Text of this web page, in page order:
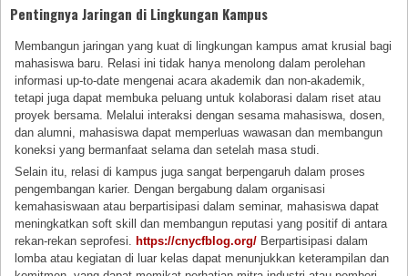
Pentingnya Jaringan di Lingkungan Kampus
Membangun jaringan yang kuat di lingkungan kampus amat krusial bagi
mahasiswa baru. Relasi ini tidak hanya menolong dalam perolehan
informasi up-to-date mengenai acara akademik dan non-akademik,
tetapi juga dapat membuka peluang untuk kolaborasi dalam riset atau
proyek bersama. Melalui interaksi dengan sesama mahasiswa, dosen,
dan alumni, mahasiswa dapat memperluas wawasan dan membangun
koneksi yang bermanfaat selama dan setelah masa studi.
Selain itu, relasi di kampus juga sangat berpengaruh dalam proses
pengembangan karier. Dengan bergabung dalam organisasi
kemahasiswaan atau berpartisipasi dalam seminar, mahasiswa dapat
meningkatkan soft skill dan membangun reputasi yang positif di antara
rekan-rekan seprofesi. https://cnycfblog.org/ Berpartisipasi dalam
lomba atau kegiatan di luar kelas dapat menunjukkan keterampilan dan